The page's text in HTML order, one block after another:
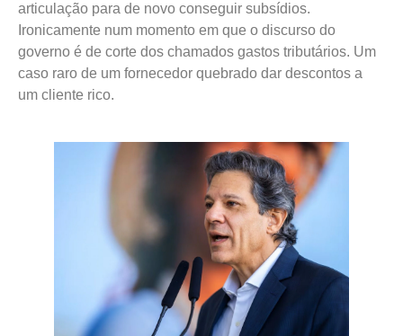
articulação para de novo conseguir subsídios.
Ironicamente num momento em que o discurso do
governo é de corte dos chamados gastos tributários. Um
caso raro de um fornecedor quebrado dar descontos a
um cliente rico.